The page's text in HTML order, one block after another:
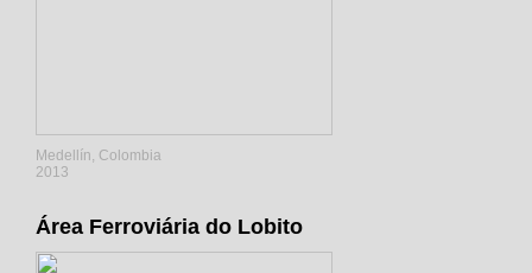
Medellín, Colombia
2013
Área Ferroviária do Lobito